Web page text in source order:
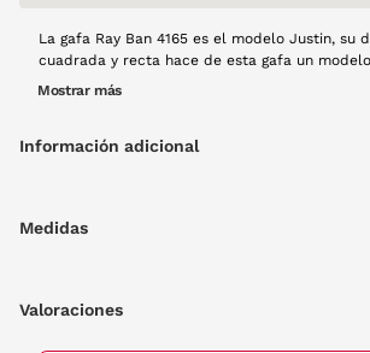
La gafa Ray Ban 4165 es el modelo Justin, su
cuadrada y recta hace de esta gafa un
vez con un aire deportivo. La montura es de
Mostrar más
Información adicional
Medidas
Valoraciones